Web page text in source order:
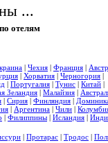
...
отелям
| Чехия | Франция |
| Хорватия | Черногория |
| Португалия | Тунис | Китай |
Зеландия | Малайзия |
| Сирия | Финляндия |
| Аргентина | Чили |
| Филиппины | Исландия |
| Протарас | Тродос |